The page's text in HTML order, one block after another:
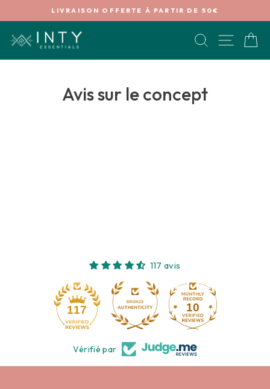
Diaporama
LIVRAISON OFFERTE À PARTIR DE 50€
Avis sur le concept
117 avis
117 10
Vérifié par